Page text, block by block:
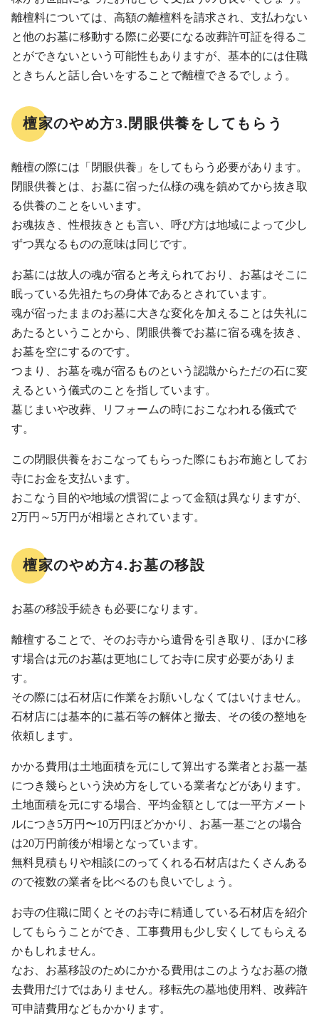
離檀料については、高額の離檀料を請求され、支払わない
と他のお墓に移動する際に必要になる改葬許可証を得るこ
とができないという可能性もありますが、基本的には住職
ときちんと話し合いをすることで離檀できるでしょう。
檀家のやめ方3.閉眼供養をしてもらう
離檀の際には「閉眼供養」をしてもらう必要があります。
閉眼供養とは、お墓に宿った仏様の魂を鎮めてから抜き取
る供養のことをいいます。
お魂抜き、性根抜きとも言い、呼び方は地域によって少し
ずつ異なるものの意味は同じです。
お墓には故人の魂が宿ると考えられており、お墓はそこに
眠っている先祖たちの身体であるとされています。
魂が宿ったままのお墓に大きな変化を加えることは失礼に
あたるということから、閉眼供養でお墓に宿る魂を抜き、
お墓を空にするのです。
つまり、お墓を魂が宿るものという認識からただの石に変
えるという儀式のことを指しています。
墓じまいや改葬、リフォームの時におこなわれる儀式で
す。
この閉眼供養をおこなってもらった際にもお布施としてお
寺にお金を支払います。
おこなう目的や地域の慣習によって金額は異なりますが、
2万円～5万円が相場とされています。
檀家のやめ方4.お墓の移設
お墓の移設手続きも必要になります。
離檀することで、そのお寺から遺骨を引き取り、ほかに移
す場合は元のお墓は更地にしてお寺に戻す必要がありま
す。
その際には石材店に作業をお願いしなくてはいけません。
石材店には基本的に墓石等の解体と撤去、その後の整地を
依頼します。
かかる費用は土地面積を元にして算出する業者とお墓一基
につき幾らという決め方をしている業者などがあります。
土地面積を元にする場合、平均金額としては一平方メート
ルにつき5万円〜10万円ほどかかり、お墓一基ごとの場合
は20万円前後が相場となっています。
無料見積もりや相談にのってくれる石材店はたくさんある
ので複数の業者を比べるのも良いでしょう。
お寺の住職に聞くとそのお寺に精通している石材店を紹介
してもらうことができ、工事費用も少し安くしてもらえる
かもしれません。
なお、お墓移設のためにかかる費用はこのようなお墓の撤
去費用だけではありません。移転先の墓地使用料、改葬許
可申請費用などもかかります。